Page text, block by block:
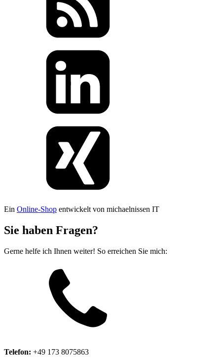
Ein Online-Shop entwickelt von michaelnissen IT
Sie haben Fragen?
Gerne helfe ich Ihnen weiter! So erreichen Sie mich:
Telefon: +49 173 8075863